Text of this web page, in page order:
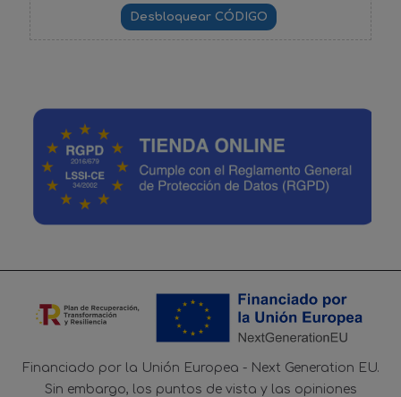
Financiado por la Unión Europea - Next Generation EU.
Sin embargo, los puntos de vista y las opiniones